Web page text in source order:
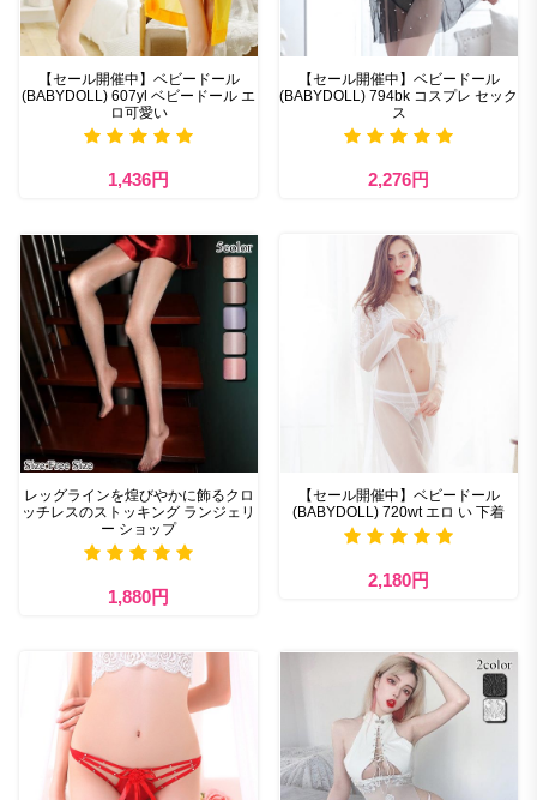
【セール開催中】ベビードール
(BABYDOLL) 607yl ベビードール エ
ロ可愛い
1,436円
【セール開催中】ベビードール
(BABYDOLL) 794bk コスプレ セック
ス
2,276円
レッグラインを煌びやかに飾るクロ
ッチレスのストッキング ランジェリ
ー ショップ
1,880円
【セール開催中】ベビードール
(BABYDOLL) 720wt エロ い 下着
2,180円